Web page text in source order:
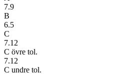
7.9
B
6.5
C
7.12
C övre tol.
7.12
C undre tol.